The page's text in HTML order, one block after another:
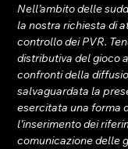
Nell’ambito delle
la nostra richiesta di
controllo dei PVR.
distributiva del gioco
confronti della
salvaguardata la
esercitata una forma
l’inserimento dei
comunicazione delle